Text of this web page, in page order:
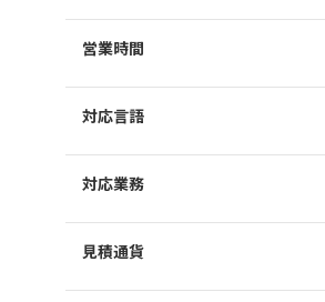
営業時間
対応言語
対応業務
見積通貨